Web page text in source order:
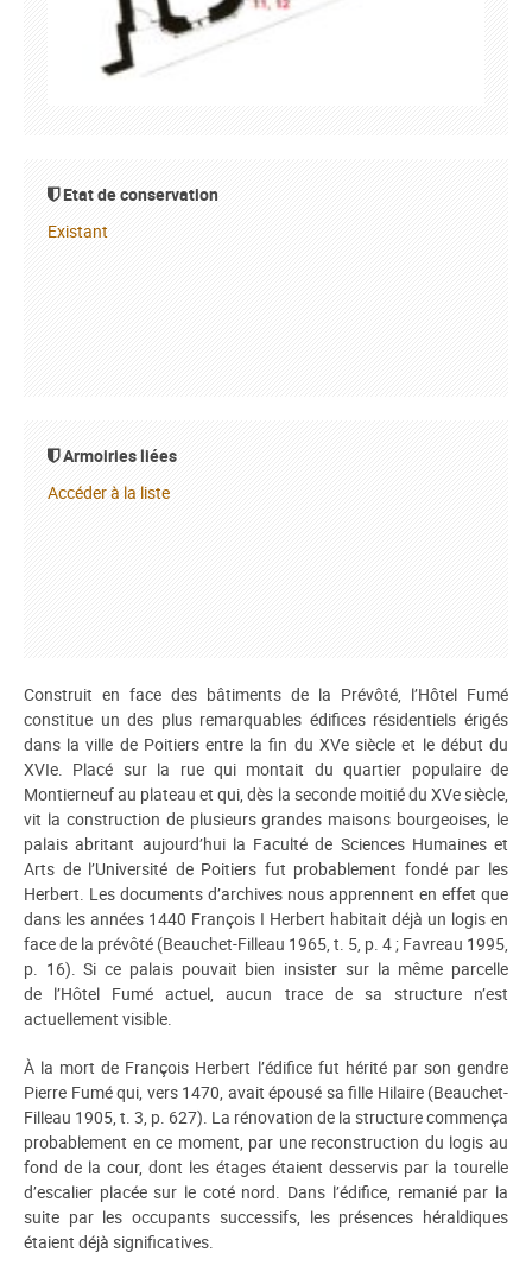
Etat de conservation
Existant
Armoiries liées
Accéder à la liste
Construit en face des bâtiments de la Prévôté, l’Hôtel Fumé
constitue un des plus remarquables édifices résidentiels érigés
dans la ville de Poitiers entre la fin du XVe siècle et le début du
XVIe. Placé sur la rue qui montait du quartier populaire de
Montierneuf au plateau et qui, dès la seconde moitié du XVe siècle,
vit la construction de plusieurs grandes maisons bourgeoises, le
palais abritant aujourd’hui la Faculté de Sciences Humaines et
Arts de l’Université de Poitiers fut probablement fondé par les
Herbert. Les documents d’archives nous apprennent en effet que
dans les années 1440 François I Herbert habitait déjà un logis en
face de la prévôté (Beauchet-Filleau 1965, t. 5, p. 4 ; Favreau 1995,
p. 16). Si ce palais pouvait bien insister sur la même parcelle
de l’Hôtel Fumé actuel, aucun trace de sa structure n’est
actuellement visible.
À la mort de François Herbert l’édifice fut hérité par son gendre
Pierre Fumé qui, vers 1470, avait épousé sa fille Hilaire (Beauchet-
Filleau 1905, t. 3, p. 627). La rénovation de la structure commença
probablement en ce moment, par une reconstruction du logis au
fond de la cour, dont les étages étaient desservis par la tourelle
d’escalier placée sur le coté nord. Dans l’édifice, remanié par la
suite par les occupants successifs, les présences héraldiques
étaient déjà significatives.